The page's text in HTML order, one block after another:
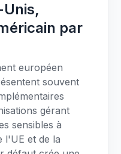
par
européen
souvent
gérant
sensibles à
l'UE et de la